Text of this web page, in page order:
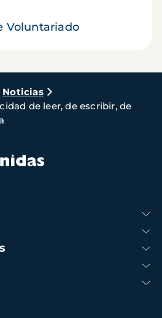
Voluntariado
Noticias
de leer, de escribir, de